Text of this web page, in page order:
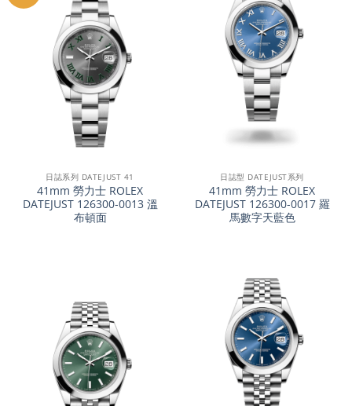
日誌系列 DATEJUST 41
41mm 勞力士 ROLEX
DATEJUST 126300-0013 溫
布頓面
日誌型 DATEJUST系列
41mm 勞力士 ROLEX
DATEJUST 126300-0017 羅
馬數字天藍色